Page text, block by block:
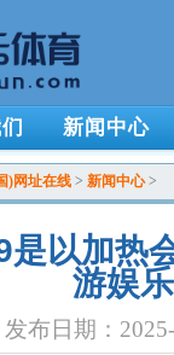
新闻中心
)网址在线 > 新闻中心>
是以加热
游娱
发布日期：